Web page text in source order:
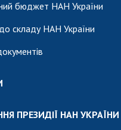
бюджет НАН України
складу НАН України
ПРЕЗИДІЇ НАН УКРАЇНИ